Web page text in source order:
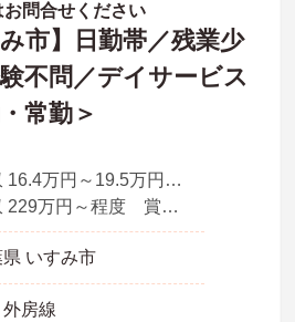
問合せください
市】日勤帯／残業少
不問／デイサービス
常勤＞
月収 16.4万円～19.5万円程度 諸手当込み
年収 229万円～程度 賞与2ヶ月想定
いすみ市
外房線